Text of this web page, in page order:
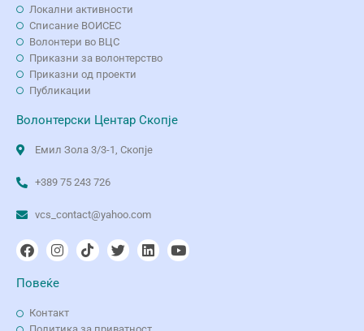
Локални активности
Списание ВОИСЕС
Волонтери во ВЦС
Приказни за волонтерство
Приказни од проекти
Публикации
Волонтерски Центар Скопје
Емил Зола 3/3-1, Скопје
+389 75 243 726
vcs_contact@yahoo.com
Повеќе
Контакт